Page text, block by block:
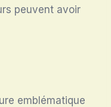
peuvent avoir
emblématique